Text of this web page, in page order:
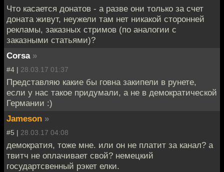
Что касается донатов - а разве они только за счет
доната живут, неужели там нет никакой сторонней
рекламы, заказных стримов (по аналогии с
заказными статьями)?
Corsa »
#4 | 28.03.17 01:37
Представляю какие бы говна закипели в рунете,
если у нас такое придумали, а не в демократической
Германии :)
Jameson »
#5 | 28.03.17 04:08
демократия, тоже мне. или он не платит за канал? а
твитч не оплачивает свой? немецкий
государтсвенный рэкет елки.